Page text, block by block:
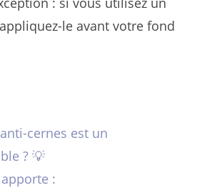
le avant votre fond
cernes est un
? 💡
apporte :